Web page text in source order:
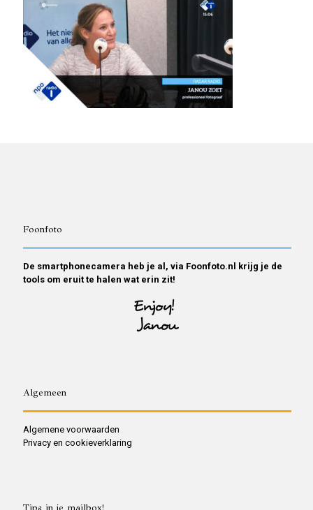
Foonfoto
De smartphonecamera heb je al, via Foonfoto.nl krijg je de
tools om eruit te halen wat erin zit!
Algemeen
Algemene voorwaarden
Privacy en cookieverklaring
Tips in je mailbox!